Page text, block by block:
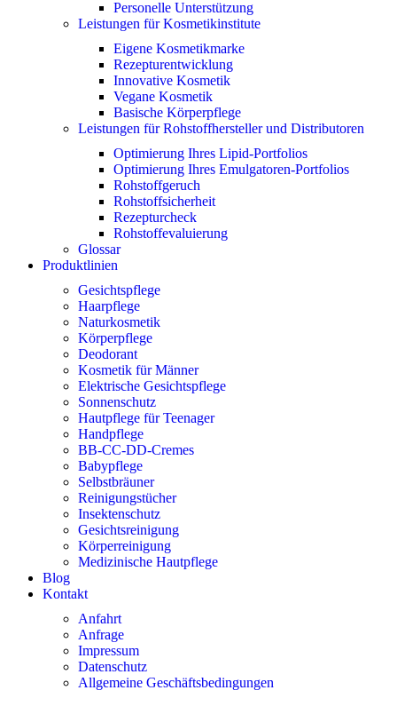
Personelle Unterstützung
Leistungen für Kosmetikinstitute
Eigene Kosmetikmarke
Rezepturentwicklung
Innovative Kosmetik
Vegane Kosmetik
Basische Körperpflege
Leistungen für Rohstoffhersteller und Distributoren
Optimierung Ihres Lipid-Portfolios
Optimierung Ihres Emulgatoren-Portfolios
Rohstoffgeruch
Rohstoffsicherheit
Rezepturcheck
Rohstoffevaluierung
Glossar
Produktlinien
Gesichtspflege
Haarpflege
Naturkosmetik
Körperpflege
Deodorant
Kosmetik für Männer
Elektrische Gesichtspflege
Sonnenschutz
Hautpflege für Teenager
Handpflege
BB-CC-DD-Cremes
Babypflege
Selbstbräuner
Reinigungstücher
Insektenschutz
Gesichtsreinigung
Körperreinigung
Medizinische Hautpflege
Blog
Kontakt
Anfahrt
Anfrage
Impressum
Datenschutz
Allgemeine Geschäftsbedingungen